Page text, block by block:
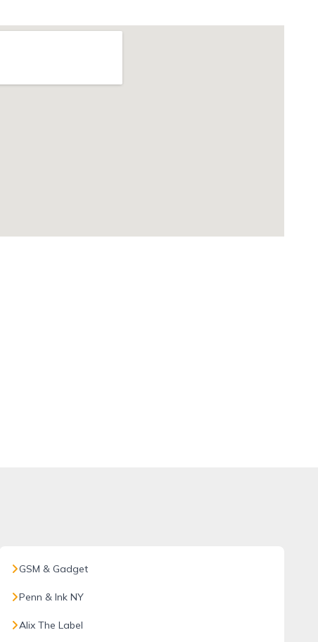
GSM & Gadget
Penn & Ink NY
Alix The Label